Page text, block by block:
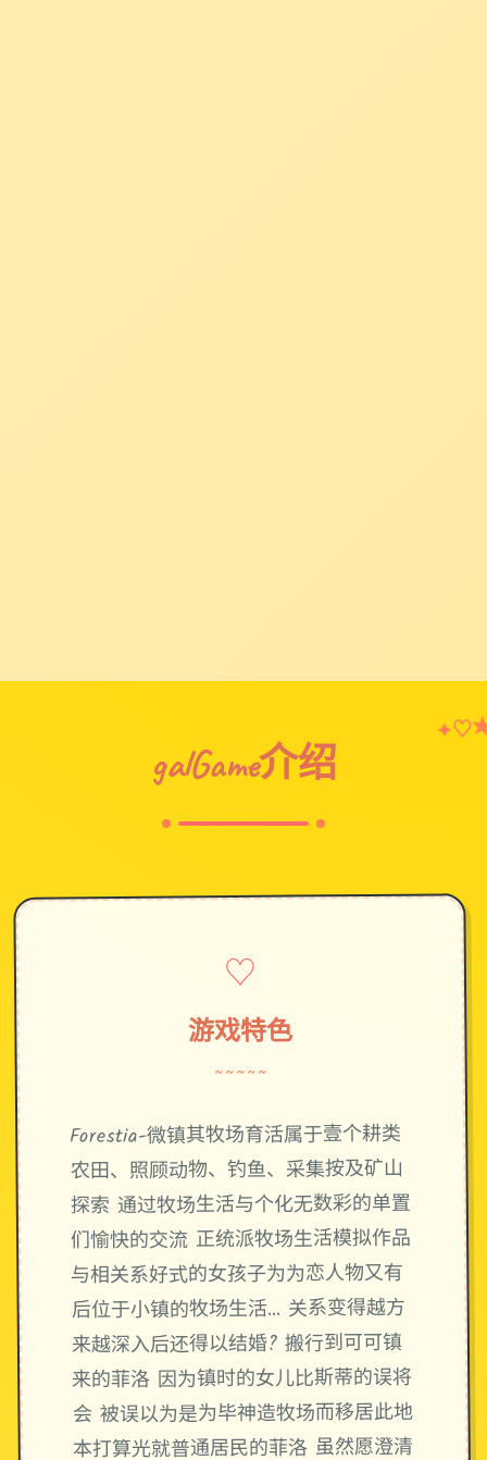
galGame介绍
✦
♡
♡
游戏特色
~~~~~
Forestia-微镇其牧场育活属于壹个耕类
农田、照顾动物、钓鱼、采集按及矿山
探索 通过牧场生活与个化无数彩的单置
们愉快的交流 正统派牧场生活模拟作品
与相关系好式的女孩子为为恋人物又有
后位于小镇的牧场生活… 关系变得越方
来越深入后还得以结婚? 搬行到可可镇
来的菲洛 因为镇时的女儿比斯蒂的误将
会 被误以为是为毕神造牧场而移居此地
本打算光就普通居民的菲洛 虽然愿澄清